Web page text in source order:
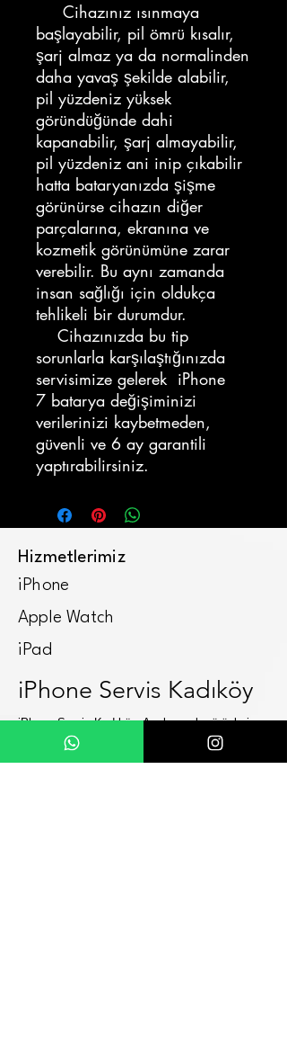
Cihazınız ısınmaya
başlayabilir, pil ömrü kısalır,
şarj almaz ya da normalinden
daha yavaş şekilde alabilir,
pil yüzdeniz yüksek
göründüğünde dahi
kapanabilir, şarj almayabilir,
pil yüzdeniz ani inip çıkabilir
hatta bataryanızda şişme
görünürse cihazın diğer
parçalarına, ekranına ve
kozmetik görünümüne zarar
verebilir. Bu aynı zamanda
insan sağlığı için oldukça
tehlikeli bir durumdur.
Cihazınızda bu tip
sorunlarla karşılaştığınızda
servisimize gelerek iPhone
7 batarya değişiminizi
verilerinizi kaybetmeden,
güvenli ve 6 ay garantili
yaptırabilirsiniz.
Hizmetlerimiz
iPhone
Apple Watch
iPad
iPhone Servis Kadıköy
iPhone Servis Kadıköy, Apple marka ürünlerin
profesyonel tamir merkezi olmaktadır. Tüm